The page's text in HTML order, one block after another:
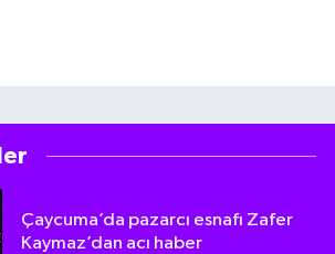
Çaycuma’da pazarcı esnafı Zafer
Kaymaz’dan acı haber